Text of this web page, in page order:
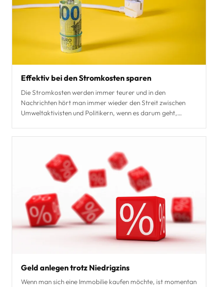
Effektiv bei den Stromkosten sparen
Die Stromkosten werden immer teurer und in den
Nachrichten hört man immer wieder den Streit zwischen
Umweltaktivisten und Politikern, wenn es darum geht,
Geld anlegen trotz Niedrigzins
Wenn man sich eine Immobilie kaufen möchte, ist momentan